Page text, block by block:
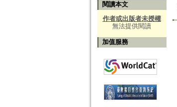
閱讀本文
作者或出版者未授權
無法提供閱讀
加值服務